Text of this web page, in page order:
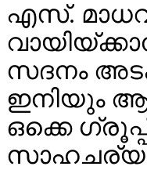
എസ്‌.
സദനം
ഇനിയും
ഒക്കെ